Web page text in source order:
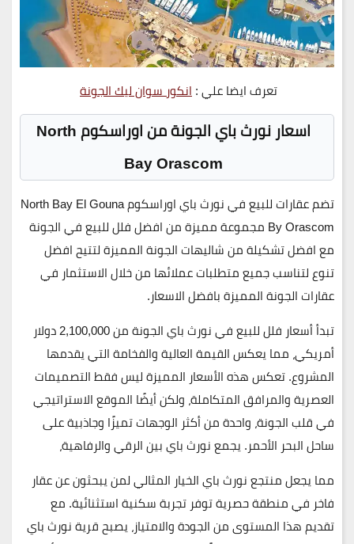
تعرف ايضا علي :انكور سوان ليك الجونة
اسعار نورث باي الجونة من اوراسكومNorth
Bay Orascom
تضم عقارات للبيع في نورث باي اوراسكومNorth Bay El Gouna
By Orascom مجموعة مميزة من افضل فلل للبيع في الجونة
مع افضل تشكيلة من شاليهات الجونة المميزة لتتيح افضل
تنوع لتناسب جميع متطلبات عملائها من خلال الاستثمار في
عقارات الجونة المميزة بافضل الاسعار.
تبدأ أسعار فلل للبيع في
نورث باي الجونة من 2,100,000 دولار
أمريكي، مما يعكس القيمة العالية والفخامة التي يقدمها
المشروع. تعكس هذه الأسعار المميزة ليس فقط التصميمات
العصرية والمرافق المتكاملة، ولكن أيضًا الموقع الاستراتيجي
في قلب الجونة، واحدة من أكثر الوجهات تميزًا وجاذبية على
ساحل البحر الأحمر. يجمع نورث باي بين الرقي والرفاهية،
مما يجعل منتجع نورث باي الخيار المثالي لمن يبحثون عن عقار
فاخر في منطقة حصرية توفر تجربة سكنية استثنائية. مع
تقديم هذا المستوى من الجودة والامتياز، يصبح قرية نورث باي